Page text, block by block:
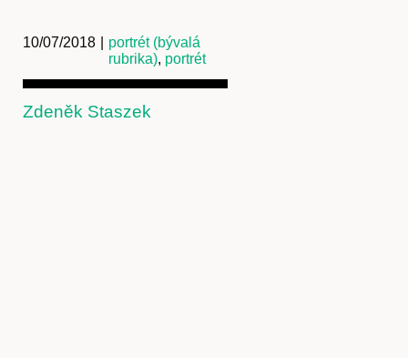
10/07/2018
portrét (bývalá
rubrika), portrét
Zdeněk Staszek